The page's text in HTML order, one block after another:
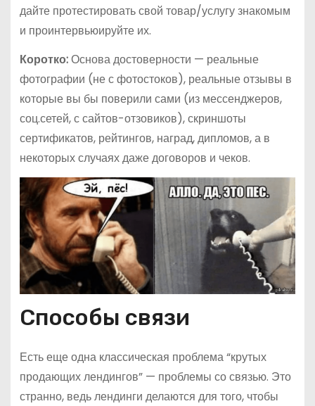
дайте протестировать свой товар/услугу знакомым
и проинтервьюируйте их.
Коротко:Основа достоверности — реальные
фотографии (не с фотостоков), реальные отзывы в
которые вы бы поверили сами (из мессенджеров,
соц.сетей, с сайтов-отзовиков), скриншоты
сертификатов, рейтингов, наград, дипломов, а в
некоторых случаях даже договоров и чеков.
Способы связи
Есть еще одна классическая проблема “крутых
продающих лендингов” — проблемы со связью. Это
странно, ведь лендинги делаются для того, чтобы